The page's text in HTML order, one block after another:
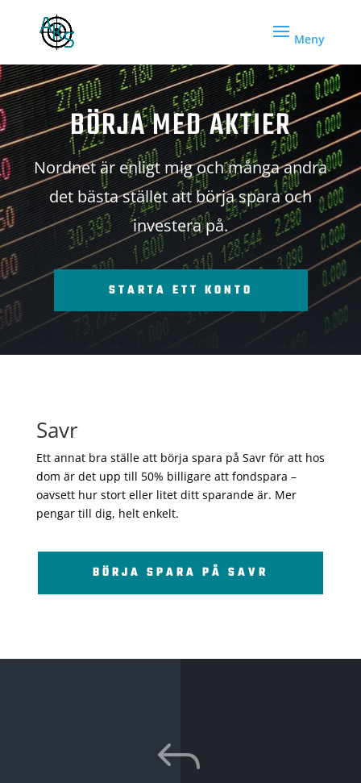
BÖRJA MED AKTIER
Nordnet är enligt mig och många andra
det bästa stället att börja spara och
investera på.
STARTA ETT KONTO
Savr
Ett annat bra ställe att börja spara på Savr för att hos
dom är det upp till 50% billigare att fondspara –
oavsett hur stort eller litet ditt sparande är. Mer
pengar till dig, helt enkelt.
BÖRJA SPARA PÅ SAVR
J